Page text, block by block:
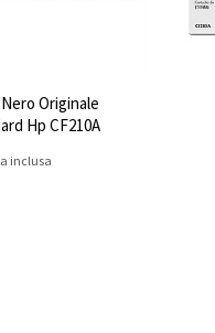
Originale
Hp CF210A
inclusa